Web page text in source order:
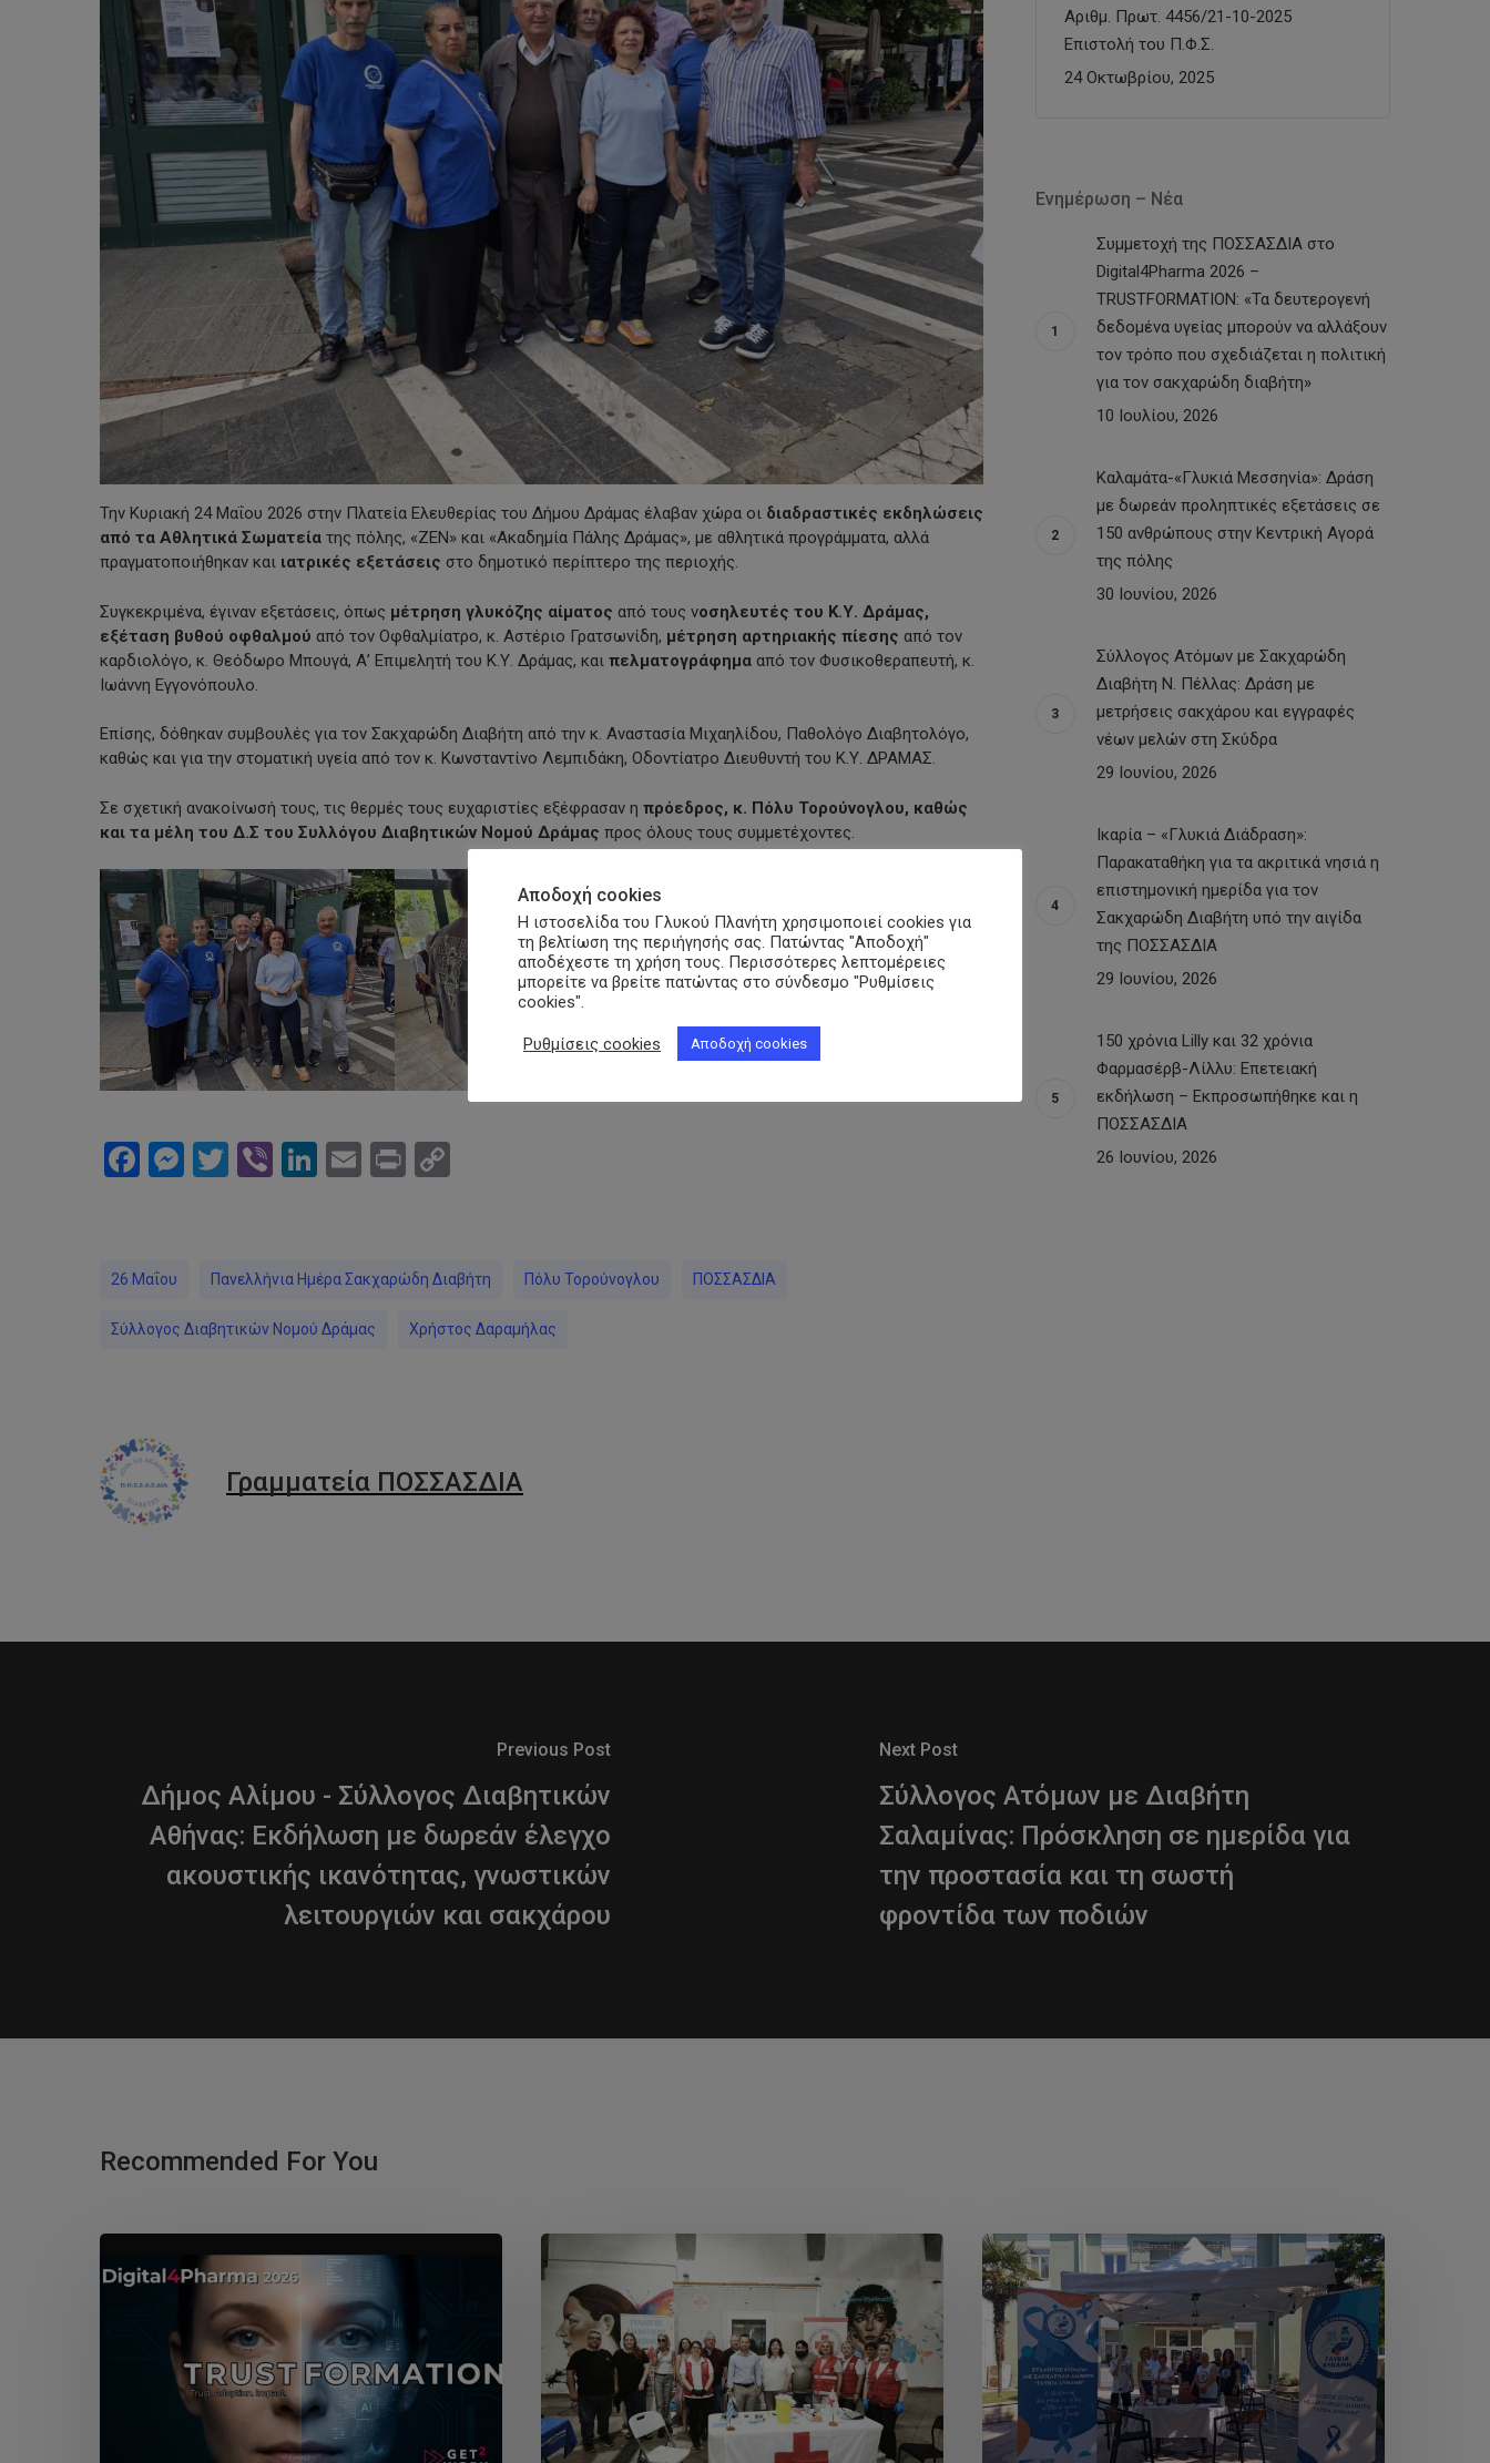
Την Κυριακή 24 Μαΐου 2026 στην Πλατεία Ελευθερίας του Δήμου Δράμας έλαβαν χώρα οι διαδραστικές εκδηλώσεις
από τα Αθλητικά Σωματεία της πόλης, «ΖΕΝ» και «Ακαδημία Πάλης Δράμας», με αθλητικά προγράμματα, αλλά
πραγματοποιήθηκαν και ιατρικές εξετάσεις στο δημοτικό περίπτερο της περιοχής.
Συγκεκριμένα, έγιναν εξετάσεις, όπως μέτρηση γλυκόζης αίματος από τους νοσηλευτές του Κ.Υ. Δράμας,
εξέταση βυθού οφθαλμού από τον Οφθαλμίατρο, κ. Αστέριο Γρατσωνίδη, μέτρηση αρτηριακής πίεσης από τον
καρδιολόγο, κ. Θεόδωρο Μπουγά, Α’ Επιμελητή του Κ.Υ. Δράμας, και πελματογράφημα από τον Φυσικοθεραπευτή, κ.
Ιωάννη Εγγονόπουλο.
Επίσης, δόθηκαν συμβουλές για τον Σακχαρώδη Διαβήτη από την κ. Αναστασία Μιχαηλίδου, Παθολόγο Διαβητολόγο,
καθώς και για την στοματική υγεία από τον κ. Κωνσταντίνο Λεμπιδάκη, Οδοντίατρο Διευθυντή του Κ.Υ. ΔΡΑΜΑΣ.
Σε σχετική ανακοίνωσή τους, τις θερμές τους ευχαριστίες εξέφρασαν η πρόεδρος, κ. Πόλυ Τορούνογλου, καθώς
και τα μέλη του Δ.Σ του Συλλόγου Διαβητικών Νομού Δράμας προς όλους τους συμμετέχοντες.
Facebook
Messenger
Twitter
ViberLinkedIn
Email
Print
26 Μαΐου Πανελλήνια Ημέρα Σακχαρώδη Διαβήτη Πόλυ Τορούνογλου ΠΟΣΣΑΣΔΙΑ
Σύλλογος Διαβητικών Νομού Δράμας Χρήστος Δαραμήλας
Γραμματεία ΠΟΣΣΑΣΔΙΑ
Αριθμ. Πρωτ. 4456/21-10-2025
Επιστολή του Π.Φ.Σ.
24 Οκτωβρίου, 2025
Ενημέρωση – Νέα
Συμμετοχή της ΠΟΣΣΑΣΔΙΑ στο
Digital4Pharma 2026 –
TRUSTFORMATION: «Τα δευτερογενή
δεδομένα υγείας μπορούν να αλλάξουν
τον τρόπο που σχεδιάζεται η πολιτική
για τον σακχαρώδη διαβήτη»
10 Ιουλίου, 2026
Καλαμάτα-«Γλυκιά Μεσσηνία»: Δράση
με δωρεάν προληπτικές εξετάσεις σε
150 ανθρώπους στην Κεντρική Αγορά
της πόλης
30 Ιουνίου, 2026
Σύλλογος Ατόμων με Σακχαρώδη
Διαβήτη Ν. Πέλλας: Δράση με
μετρήσεις σακχάρου και εγγραφές
νέων μελών στη Σκύδρα
29 Ιουνίου, 2026
Ικαρία – «Γλυκιά Διάδραση»:
Παρακαταθήκη για τα ακριτικά νησιά η
επιστημονική ημερίδα για τον
Σακχαρώδη Διαβήτη υπό την αιγίδα
της ΠΟΣΣΑΣΔΙΑ
29 Ιουνίου, 2026
150 χρόνια Lilly και 32 χρόνια
Φαρμασέρβ-Λίλλυ: Eπετειακή
εκδήλωση – Εκπροσωπήθηκε και η
ΠΟΣΣΑΣΔΙΑ
26 Ιουνίου, 2026
Previous Post
Δήμος Αλίμου - Σύλλογος Διαβητικών
Αθήνας: Εκδήλωση με δωρεάν έλεγχο
ακουστικής ικανότητας, γνωστικών
λειτουργιών και σακχάρου
Next Post
Σύλλογος Ατόμων με Διαβήτη
Σαλαμίνας: Πρόσκληση σε ημερίδα για
την προστασία και τη σωστή
φροντίδα των ποδιών
Recommended For You
Αποδοχή cookies
Η ιστοσελίδα του Γλυκού Πλανήτη χρησιμοποιεί cookies για
τη βελτίωση της περιήγησής σας. Πατώντας "Αποδοχή"
αποδέχεστε τη χρήση τους. Περισσότερες λεπτομέρειες
μπορείτε να βρείτε πατώντας στο σύνδεσμο "Ρυθμίσεις
cookies".
Ρυθμίσεις cookies Αποδοχή cookies